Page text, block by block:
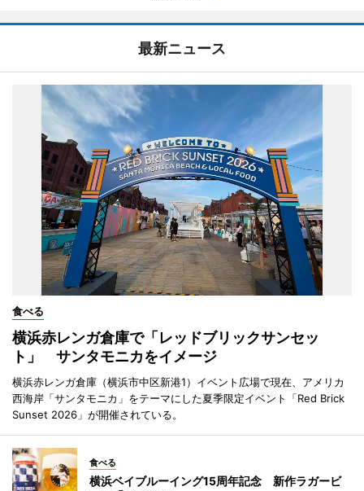
最新ニュース
食べる
横浜赤レンガ倉庫で「レッドブリックサンセッ
ト」 サンタモニカをイメージ
横浜赤レンガ倉庫（横浜市中区新港1）イベント広場で現在、アメリカ
西海岸「サンタモニカ」をテーマにした夏季限定イベント「Red Brick
Sunset 2026」が開催されている。
食べる
横浜ベイブルーイング15周年記念 新作ラガービ